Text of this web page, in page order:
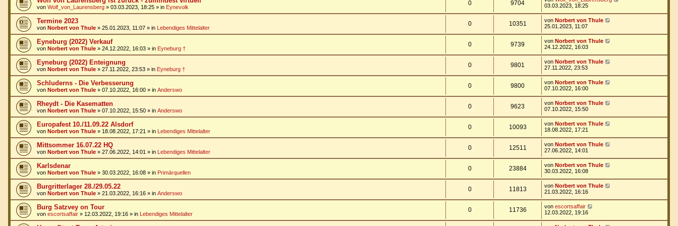
von Wolf_von_Laurensberg » 03.03.2023, 18:25 » in Eynevolk
0 9704
03.03.2023, 18:25
Termine 2023
von Norbert von Thule » 25.01.2023, 11:07 » in Lebendiges Mittelalter
0 10351 von Norbert von Thule
25.01.2023, 11:07
Eyneburg (2022) Verkauf
von Norbert von Thule » 24.12.2022, 16:03 » in Eyneburg †
0 9739 von Norbert von Thule
24.12.2022, 16:03
Eyneburg (2022) Enteignung
von Norbert von Thule » 27.11.2022, 23:53 » in Eyneburg †
0 9801 von Norbert von Thule
27.11.2022, 23:53
Schluderns - Die Verbesserung
von Norbert von Thule » 07.10.2022, 16:00 » in Anderswo
0 9800 von Norbert von Thule
07.10.2022, 16:00
Rheydt - Die Kasematten
von Norbert von Thule » 07.10.2022, 15:50 » in Anderswo
0 9623 von Norbert von Thule
07.10.2022, 15:50
Europafest 10./11.09.22 Alsdorf
von Norbert von Thule » 18.08.2022, 17:21 » in Lebendiges Mittelalter
0 10093 von Norbert von Thule
18.08.2022, 17:21
Mittsommer 16.07.22 HQ
von Norbert von Thule » 27.06.2022, 14:01 » in Lebendiges Mittelalter
0 12511 von Norbert von Thule
27.06.2022, 14:01
Karlsdenar
von Norbert von Thule » 30.03.2022, 16:08 » in Primärquellen
0 23884 von Norbert von Thule
30.03.2022, 16:08
Burgritterlager 28./29.05.22
von Norbert von Thule » 21.03.2022, 16:16 » in Anderswo
0 11813 von Norbert von Thule
21.03.2022, 16:16
Burg Satzvey on Tour
von escortsaffair » 12.03.2022, 19:16 » in Lebendiges Mittelalter
0 11736 von escortsaffair
12.03.2022, 19:16